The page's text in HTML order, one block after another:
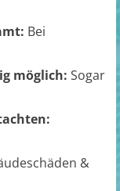
Bei
möglich: Sogar
&